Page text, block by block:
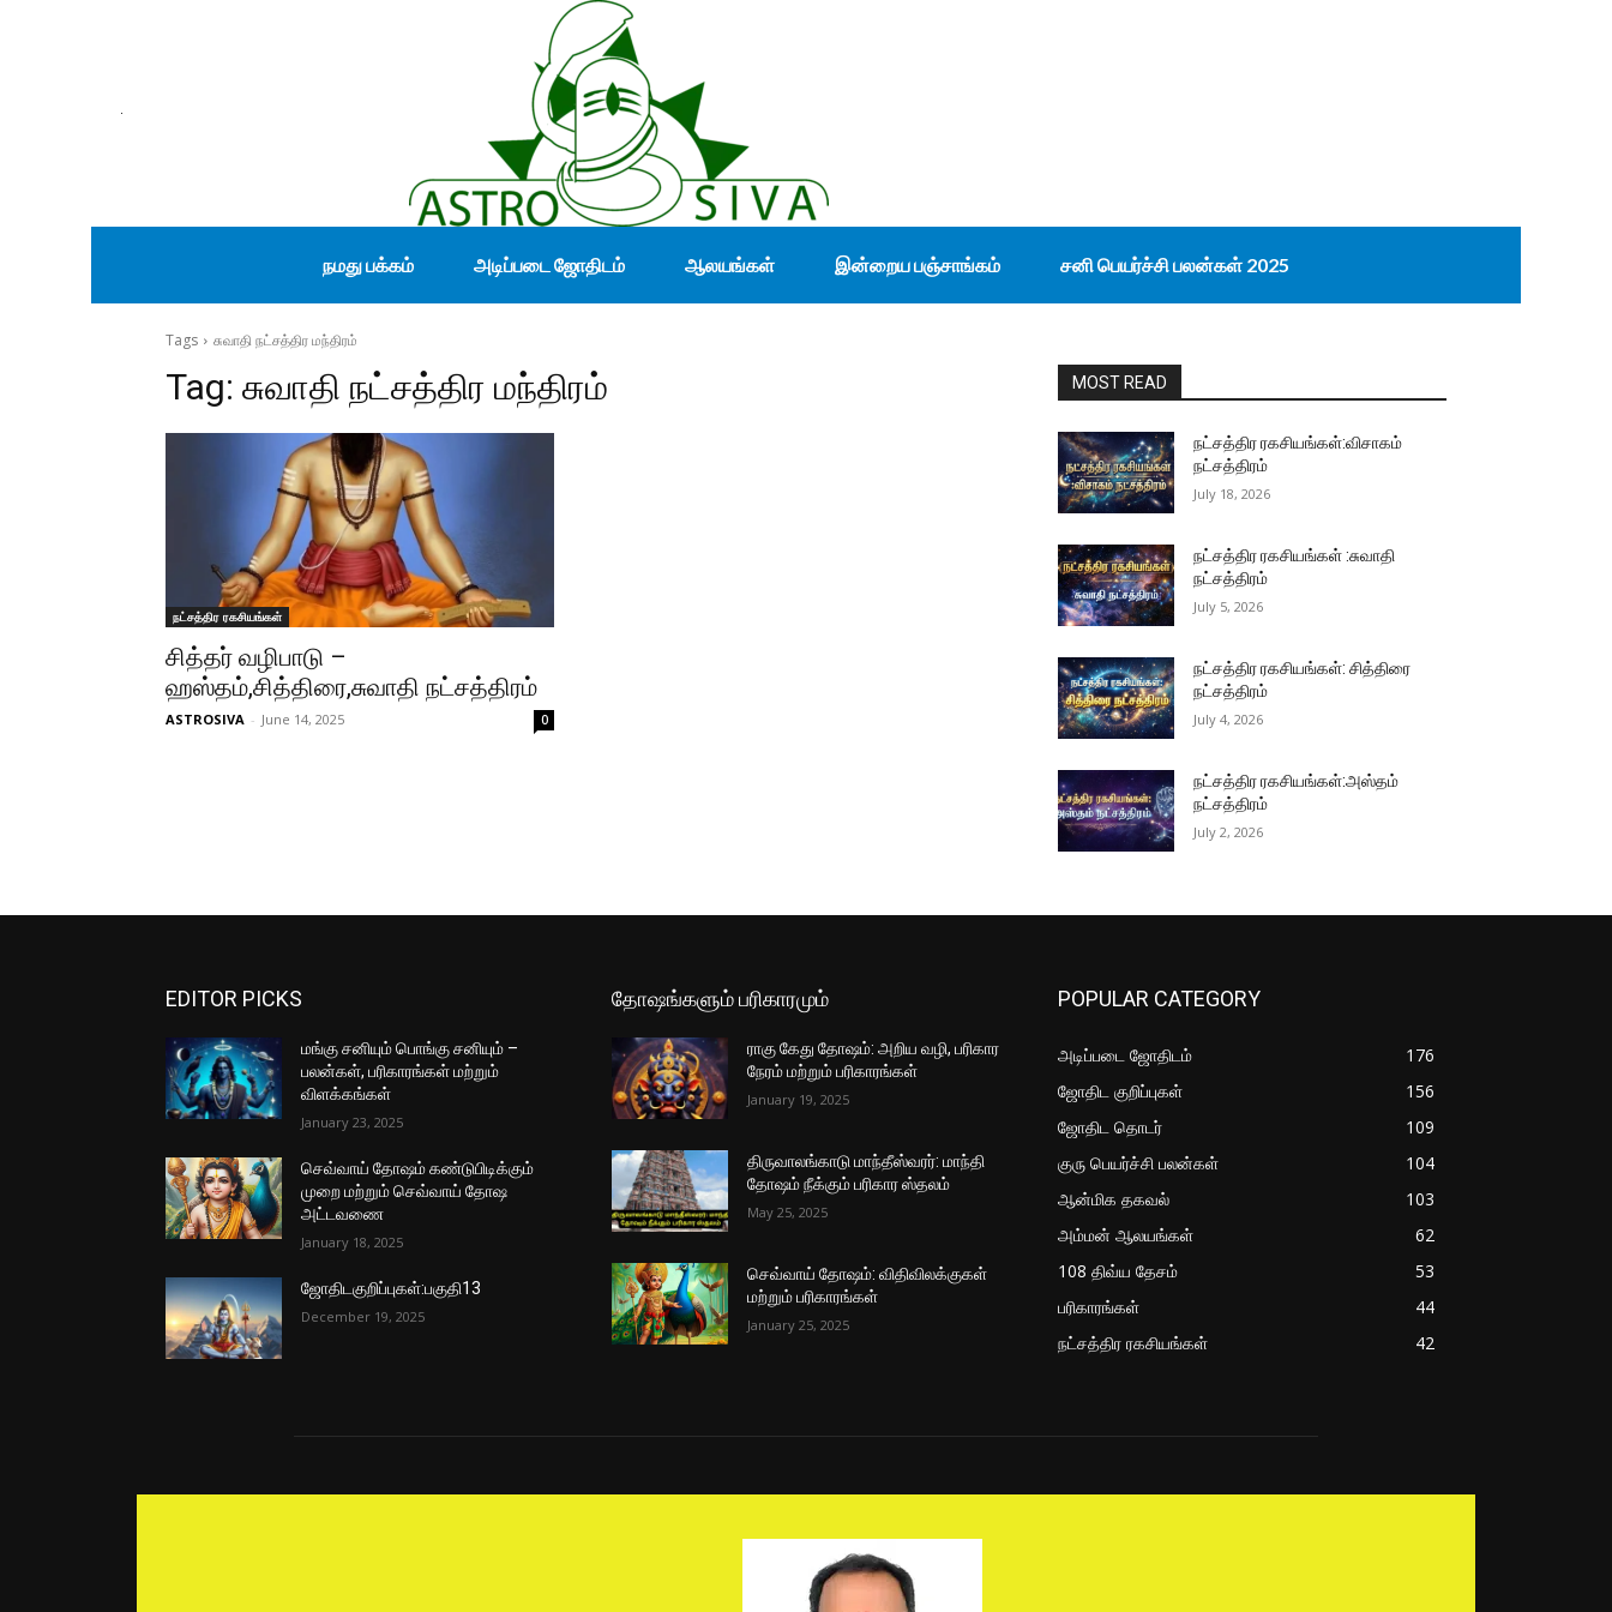
நமது பக்கம் அடிப்படை ஜோதிடம் ஆலயங்கள் இன்றைய பஞ்சாங்கம் சனி பெயர்ச்சி பலன்கள் 2025
Tags சுவாதி நட்சத்திர மந்திரம்
Tag: சுவாதி நட்சத்திர மந்திரம்
நட்சத்திர ரகசியங்கள்
சித்தர் வழிபாடு –
ஹஸ்தம்,சித்திரை,சுவாதி நட்சத்திரம்
ASTROSIVA - June 14, 2025 0
MOST READ
நட்சத்திர ரகசியங்கள்:விசாகம்
நட்சத்திரம்
July 18, 2026
நட்சத்திர ரகசியங்கள் :சுவாதி
நட்சத்திரம்
July 5, 2026
நட்சத்திர ரகசியங்கள்: சித்திரை
நட்சத்திரம்
July 4, 2026
நட்சத்திர ரகசியங்கள்:அஸ்தம்
நட்சத்திரம்
July 2, 2026
EDITOR PICKS
மங்கு சனியும் பொங்கு சனியும் –
பலன்கள், பரிகாரங்கள் மற்றும்
விளக்கங்கள்
January 23, 2025
செவ்வாய் தோஷம் கண்டுபிடிக்கும்
முறை மற்றும் செவ்வாய் தோஷ
அட்டவணை
January 18, 2025
ஜோதிடகுறிப்புகள்:பகுதி13
December 19, 2025
தோஷங்களும் பரிகாரமும்
ராகு கேது தோஷம்: அறிய வழி, பரிகார
நேரம் மற்றும் பரிகாரங்கள்
January 19, 2025
திருவாலங்காடு மாந்தீஸ்வரர்: மாந்தி
தோஷம் நீக்கும் பரிகார ஸ்தலம்
May 25, 2025
செவ்வாய் தோஷம்: விதிவிலக்குகள்
மற்றும் பரிகாரங்கள்
January 25, 2025
POPULAR CATEGORY
அடிப்படை ஜோதிடம்
176
ஜோதிட குறிப்புகள்
156
ஜோதிட தொடர்
109
குரு பெயர்ச்சி பலன்கள்
104
ஆன்மிக தகவல்
103
அம்மன் ஆலயங்கள்
62
108 திவ்ய தேசம்
53
பரிகாரங்கள்
44
நட்சத்திர ரகசியங்கள்
42